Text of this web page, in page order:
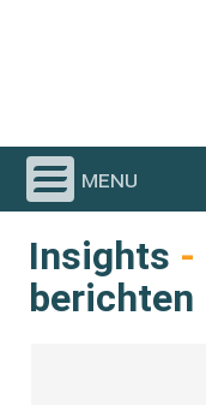
menu
Insights -
berichten